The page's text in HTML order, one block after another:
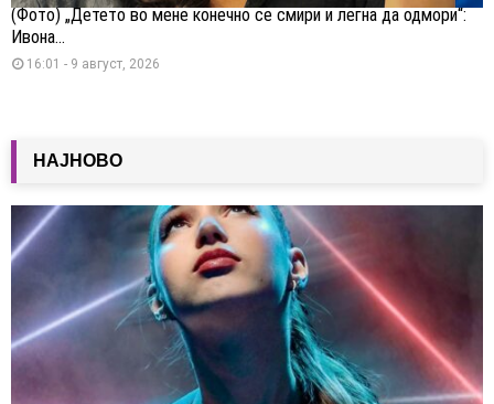
(Фото) „Детето во мене конечно се смири и легна да одмори“:
Ивона...
16:01 - 9 август, 2026
НАЈНОВО